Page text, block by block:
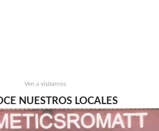
Ven a visitarnos
NUESTROS LOCALES